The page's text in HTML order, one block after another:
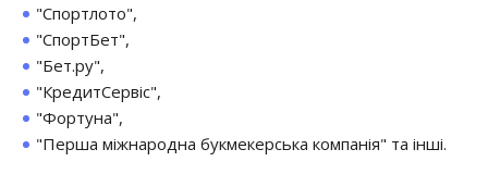
"Спортлото",
"СпортБет",
"Бет.ру",
"КредитСервіс",
"Фортуна",
"Перша міжнародна букмекерська компанія" та інші.